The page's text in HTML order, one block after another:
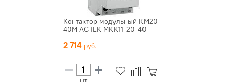
Контактор модульный КМ20-
40М AC IEK MKK11-20-40
2 714
шт